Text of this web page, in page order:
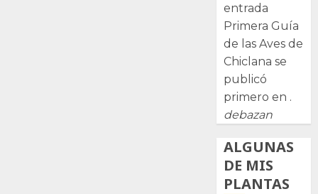
entrada
Primera Guía
de las Aves de
Chiclana se
publicó
primero en .
debazan
ALGUNAS
DE MIS
PLANTAS